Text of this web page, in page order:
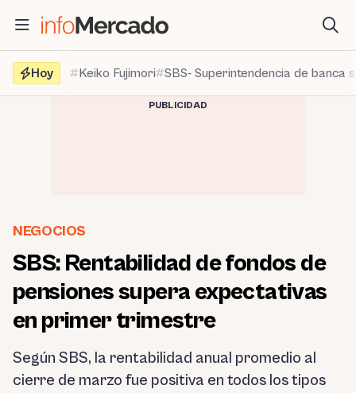
contenido
Hoy
Keiko Fujimori SBS- Superintendencia de banca
PUBLICIDAD
NEGOCIOS
SBS: Rentabilidad de fondos de
pensiones supera expectativas
en primer trimestre
Según SBS, la rentabilidad anual promedio al
cierre de marzo fue positiva en todos los tipos